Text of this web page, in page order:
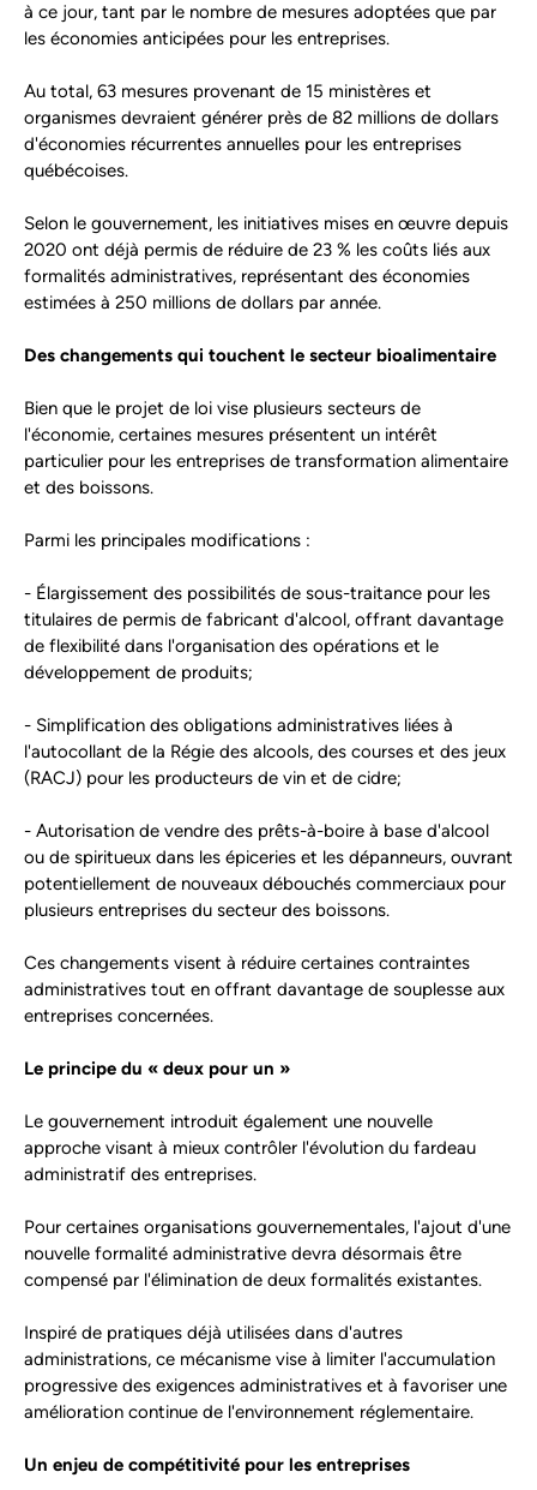
à ce jour, tant par le nombre de mesures adoptées que par
les économies anticipées pour les entreprises.
Au total, 63 mesures provenant de 15 ministères et
organismes devraient générer près de 82 millions de dollars
d'économies récurrentes annuelles pour les entreprises
québécoises.
Selon le gouvernement, les initiatives mises en œuvre depuis
2020 ont déjà permis de réduire de 23 % les coûts liés aux
formalités administratives, représentant des économies
estimées à 250 millions de dollars par année.
Des changements qui touchent le secteur bioalimentaire
Bien que le projet de loi vise plusieurs secteurs de
l'économie, certaines mesures présentent un intérêt
particulier pour les entreprises de transformation alimentaire
et des boissons.
Parmi les principales modifications :
- Élargissement des possibilités de sous-traitance pour les
titulaires de permis de fabricant d'alcool, offrant davantage
de flexibilité dans l'organisation des opérations et le
développement de produits;
- Simplification des obligations administratives liées à
l'autocollant de la Régie des alcools, des courses et des jeux
(RACJ) pour les producteurs de vin et de cidre;
- Autorisation de vendre des prêts-à-boire à base d'alcool
ou de spiritueux dans les épiceries et les dépanneurs, ouvrant
potentiellement de nouveaux débouchés commerciaux pour
plusieurs entreprises du secteur des boissons.
Ces changements visent à réduire certaines contraintes
administratives tout en offrant davantage de souplesse aux
entreprises concernées.
Le principe du « deux pour un »
Le gouvernement introduit également une nouvelle
approche visant à mieux contrôler l'évolution du fardeau
administratif des entreprises.
Pour certaines organisations gouvernementales, l'ajout d'une
nouvelle formalité administrative devra désormais être
compensé par l'élimination de deux formalités existantes.
Inspiré de pratiques déjà utilisées dans d'autres
administrations, ce mécanisme vise à limiter l'accumulation
progressive des exigences administratives et à favoriser une
amélioration continue de l'environnement réglementaire.
Un enjeu de compétitivité pour les entreprises